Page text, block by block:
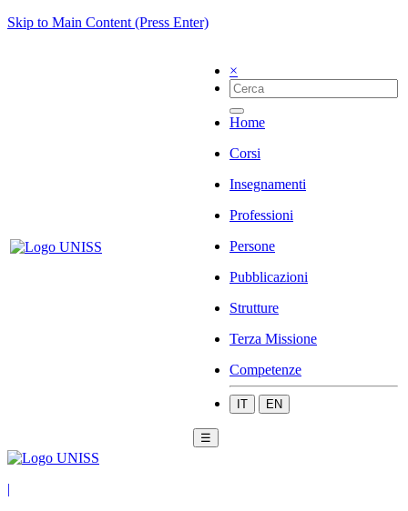
Skip to Main Content (Press Enter)
×
Home
Corsi
Insegnamenti
Professioni
Persone
Pubblicazioni
Strutture
Terza Missione
Competenze
IT EN
☰
|